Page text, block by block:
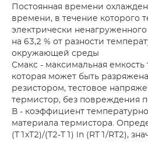
Постоянная времени
времени, в течение которого
электрически
на 63,2 % от разности
окружающей среды
Смакс - максимальная емкость
которая может быть
резистором, тестовое
термистор, без повреждения
В - коэффициент
материала термистора.
(T1хT2)/(T2-T1) ln (RT1/RT2),